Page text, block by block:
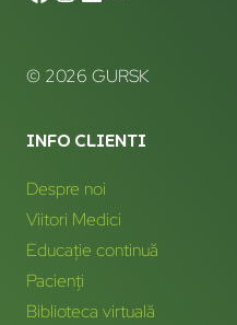
© 2026 GURSK
INFO CLIENTI
Despre noi
Viitori Medici
Educație continuă
Pacienți
Biblioteca virtuală